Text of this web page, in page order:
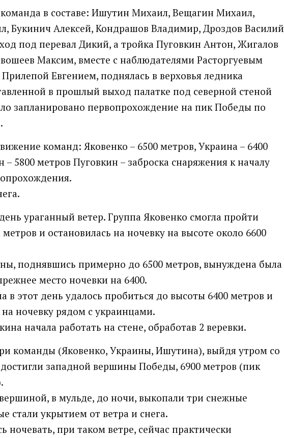
в составе: Ишутин Михаил, Вещагин Михаил,
Букинич Алексей, Кондрашов Владимир, Дроздов Василий
под перевал Дикий, а тройка Пуговкин Антон, Жигалов
Максим, вместе с наблюдателями Расторгуевым
Евгением, поднялась в верховья ледника
в прошлый выход палатке под северной стеной
запланировано первопрохождение на пик Победы по
команд: Яковенко – 6500 метров, Украина – 6400
5800 метров Пуговкин – заброска снаряжения к началу
день ураганный ветер. Группа Яковенко смогла пройти
метров и остановилась на ночевку на высоте около 6600
поднявшись примерно до 6500 метров, вынуждена была
место ночевки на 6400.
в этот день удалось пробиться до высоты 6400 метров и
ночевку рядом с украинцами.
начала работать на стене, обработав 2 веревки.
команды (Яковенко, Украины, Ишутина), выйдя утром со
достигли западной вершины Победы, 6900 метров (пик
вершиной, в мульде, до ночи, выкопали три снежные
стали укрытием от ветра и снега.
ночевать, при таком ветре, сейчас практически